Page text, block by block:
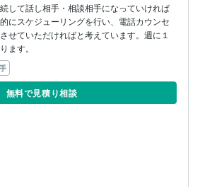
して話し相手・相談相手になっていければ
にスケジューリングを行い、電話カウンセ
せていただければと考えています。週に１
ます。
無料で見積り相談